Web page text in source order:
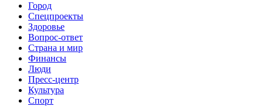
Город
Спецпроекты
Здоровье
Вопрос-ответ
Страна и мир
Финансы
Люди
Пресс-центр
Культура
Спорт